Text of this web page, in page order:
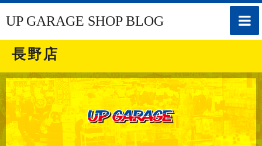
toggle
UP GARAGE SHOP BLOG
長野店